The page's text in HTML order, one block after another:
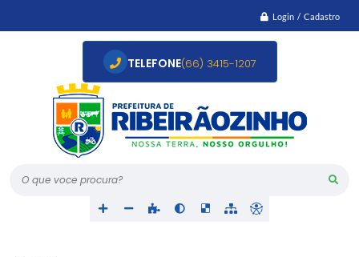
Login / Cadastro
O que voce procura?
TELEFONE(66) 3415-1207